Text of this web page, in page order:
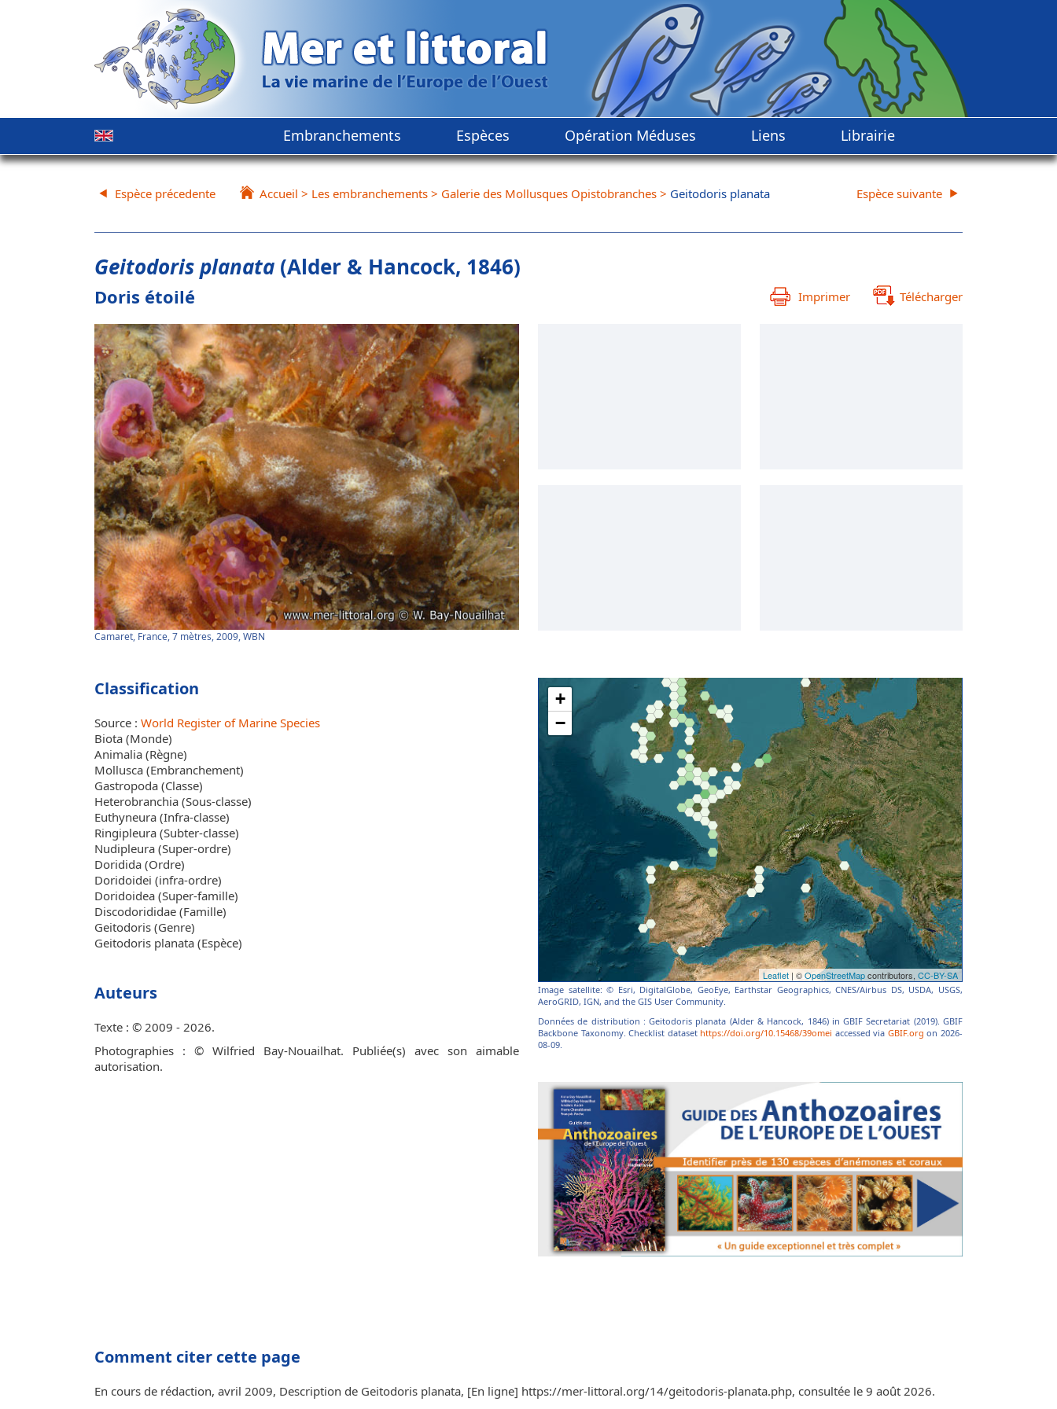
Embranchements Espèces Opération Méduses Liens Librairie
Espèce précedente Accueil > Les embranchements > Galerie des Mollusques Opistobranches > Geitodoris planata Espèce suivante
Geitodoris planata (Alder & Hancock, 1846)
Doris étoilé Imprimer Télécharger
Camaret, France, 7 mètres, 2009, WBN
Classification
Source : World Register of Marine Species
Biota (Monde)
Animalia (Règne)
Mollusca (Embranchement)
Gastropoda (Classe)
Heterobranchia (Sous-classe)
Euthyneura (Infra-classe)
Ringipleura (Subter-classe)
Nudipleura (Super-ordre)
Doridida (Ordre)
Doridoidei (infra-ordre)
Doridoidea (Super-famille)
Discodorididae (Famille)
Geitodoris (Genre)
Geitodoris planata (Espèce)
Auteurs
Texte : © 2009 - 2026.
Photographies : © Wilfried Bay-Nouailhat. Publiée(s) avec son aimable
autorisation.
Image satellite: © Esri, DigitalGlobe, GeoEye, Earthstar Geographics, CNES/Airbus DS, USDA, USGS,
AeroGRID, IGN, and the GIS User Community.
Données de distribution : Geitodoris planata (Alder & Hancock, 1846) in GBIF Secretariat (2019). GBIF
Backbone Taxonomy. Checklist dataset https://doi.org/10.15468/39omei accessed via GBIF.org on 2026-
08-09.
Comment citer cette page
En cours de rédaction, avril 2009, Description de Geitodoris planata, [En ligne] https://mer-littoral.org/14/geitodoris-planata.php, consultée le 9 août 2026.